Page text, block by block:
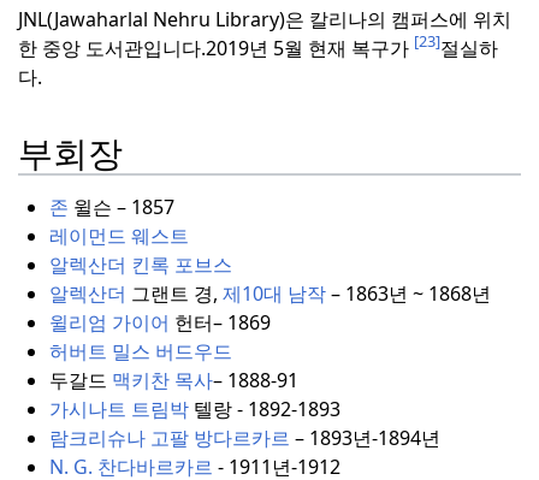
JNL(Jawaharlal Nehru Library)은 칼리나의 캠퍼스에 위치
한 중앙 도서관입니다.2019년 5월 현재 복구가 [23]절실하
다.
부회장
존 윌슨 – 1857
레이먼드 웨스트
알렉산더 킨록 포브스
알렉산더 그랜트 경, 제10대 남작– 1863년 ~ 1868년
윌리엄 가이어 헌터– 1869
허버트 밀스 버드우드
두갈드 맥키찬 목사– 1888-91
가시나트 트림박텔랑 - 1892-1893
람크리슈나 고팔 방다르카르 – 1893년-1894년
N. G. 찬다바르카르 - 1911년-1912